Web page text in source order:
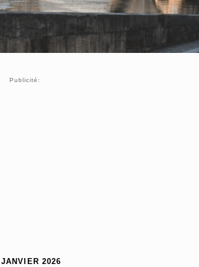
Publicité:
2026